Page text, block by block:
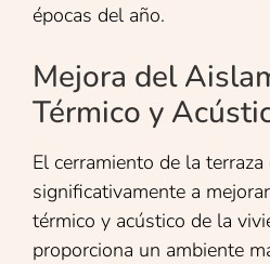
épocas del año.
Mejora del
Térmico y
El cerramiento de la
significativamente a
térmico y acústico de la
proporciona un ambiente